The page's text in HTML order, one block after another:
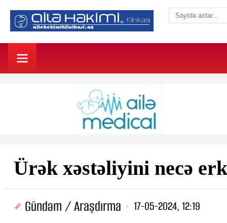
Ürək xəstəliyini necə
Gündəm / Araşdırma 17-05-2024, 12:19